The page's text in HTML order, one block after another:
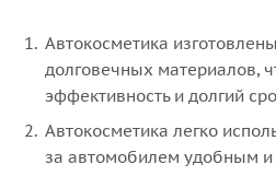
Автокосметика
долговечных материалов,
эффективность и долгий
Автокосметика легко
за автомобилем удобным